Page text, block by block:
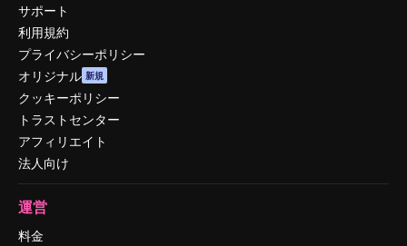
サポート
利用規約
プライバシーポリシー
オリジナル 新規
クッキーポリシー
トラストセンター
アフィリエイト
法人向け
運営
料金